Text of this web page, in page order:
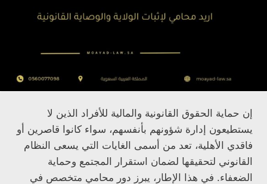
إن حماية الحقوق القانونية والمالية للأفراد الذين لا
يستطيعون إدارة شؤونهم بأنفسهم، سواء كانوا قاصرين أو
فاقدي الأهلية، تعد من أسمى الغايات التي يسعى النظام
القانوني لتحقيقها لضمان استقرار المجتمع وحماية
الضعفاء. في هذا الإطار، يبرز دور محامي متخصص في